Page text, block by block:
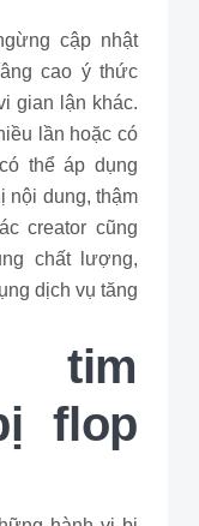
cập nhật
cao ý thức
gian lận khác.
lần hoặc có
thể áp dụng
nội dung, thậm
creator cũng
chất lượng,
dịch vụ tăng
tim
flop